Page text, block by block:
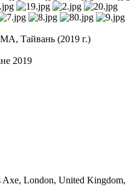
Тайвань (2019 г.)
2019
Axe, London, United Kingdom,